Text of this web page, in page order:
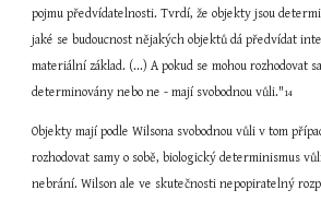
pojmu předvídatelnosti. Tvrdí, že objekty jsou
jaké se budoucnost nějakých objektů dá předvídat
materiální základ. (...) A pokud se mohou rozhodovat
determinovány nebo ne - mají svobodnou vůli."14
Objekty mají podle Wilsona svobodnou vůli v tom
rozhodovat samy o sobě, biologický determinismus
nebrání. Wilson ale ve skutečnosti nepopiratelný